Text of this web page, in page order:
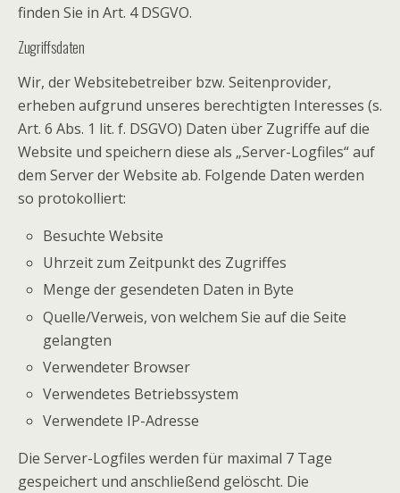
finden Sie in Art. 4 DSGVO.
Zugriffsdaten
Wir, der Websitebetreiber bzw. Seitenprovider,
erheben aufgrund unseres berechtigten Interesses (s.
Art. 6 Abs. 1 lit. f. DSGVO) Daten über Zugriffe auf die
Website und speichern diese als „Server-Logfiles“ auf
dem Server der Website ab. Folgende Daten werden
so protokolliert:
Besuchte Website
Uhrzeit zum Zeitpunkt des Zugriffes
Menge der gesendeten Daten in Byte
Quelle/Verweis, von welchem Sie auf die Seite
gelangten
Verwendeter Browser
Verwendetes Betriebssystem
Verwendete IP-Adresse
Die Server-Logfiles werden für maximal 7 Tage
gespeichert und anschließend gelöscht. Die